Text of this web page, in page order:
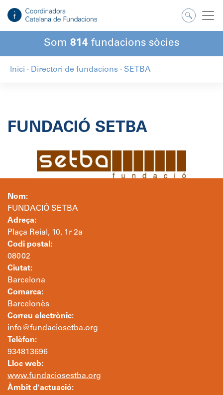
contingut
Som 814 fundacions sòcies
Inici · Directori de fundacions · SETBA
FUNDACIÓ SETBA
Nom:
FUNDACIÓ SETBA
Adreça:
Plaça Reial, 10, 1r 2a
Codi postal:
08002
Ciutat:
Barcelona
Comarca:
Barcelonès
Correu electrònic:
info@fundaciosetba.org
Telèfon:
934813696
Lloc web:
www.fundaciosestba.org
Àmbit d'actuació: